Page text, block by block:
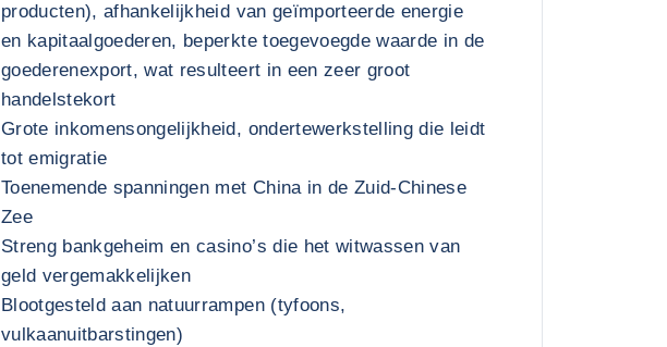
producten), afhankelijkheid van geïmporteerde energie
en kapitaalgoederen, beperkte toegevoegde waarde in de
goederenexport, wat resulteert in een zeer groot
handelstekort
Grote inkomensongelijkheid, ondertewerkstelling die leidt
tot emigratie
Toenemende spanningen met China in de Zuid-Chinese
Zee
Streng bankgeheim en casino’s die het witwassen van
geld vergemakkelijken
Blootgesteld aan natuurrampen (tyfoons,
vulkaanuitbarstingen)